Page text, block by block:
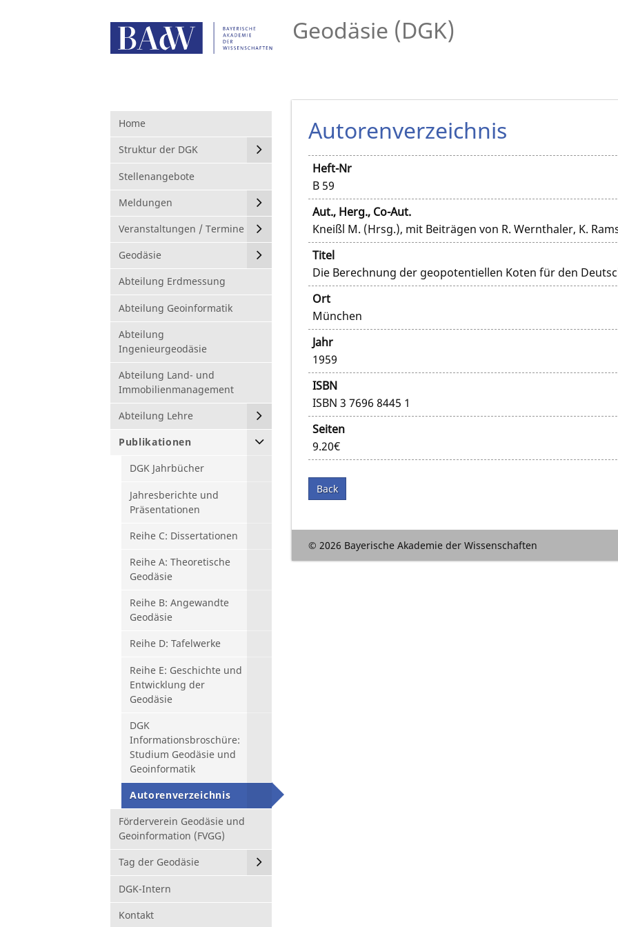
Geodäsie (DGK)
Home
Struktur der DGK
Stellenangebote
Meldungen
Veranstaltungen / Termine
Geodäsie
Abteilung Erdmessung
Abteilung Geoinformatik
Abteilung
Ingenieurgeodäsie
Abteilung Land- und
Immobilienmanagement
Abteilung Lehre
Publikationen
DGK Jahrbücher
Jahresberichte und
Präsentationen
Reihe C: Dissertationen
Reihe A: Theoretische
Geodäsie
Reihe B: Angewandte
Geodäsie
Reihe D: Tafelwerke
Reihe E: Geschichte und
Entwicklung der
Geodäsie
DGK
Informationsbroschüre:
Studium Geodäsie und
Geoinformatik
Autorenverzeichnis
Förderverein Geodäsie und
Geoinformation (FVGG)
Tag der Geodäsie
DGK-Intern
Kontakt
Autorenverzeichnis
Heft-Nr
B 59
Aut., Herg., Co-Aut.
Kneißl M. (Hrsg.), mit Beiträgen von R. Wernthaler, K.
Titel
Die Berechnung der geopotentiellen Koten für den
Ort
München
Jahr
1959
ISBN
ISBN 3 7696 8445 1
Seiten
9.20€
Back
© 2026 Bayerische Akademie der Wissenschaften